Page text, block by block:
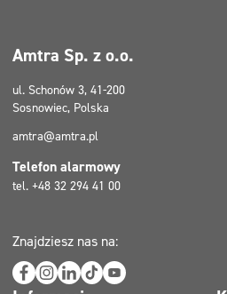
Amtra Sp. z o.o.
ul. Schonów 3, 41-200
Sosnowiec, Polska
amtra@amtra.pl
Telefon alarmowy
tel. +48 32 294 41 00
Znajdziesz nas na: